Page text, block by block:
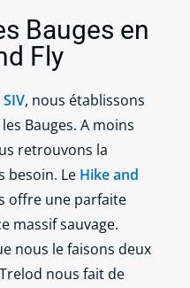
Bauges en
Fly
, nous établissons
Bauges. A moins
retrouvons la
besoin. Le Hike and
offre une parfaite
massif sauvage.
nous le faisons deux
nous fait de